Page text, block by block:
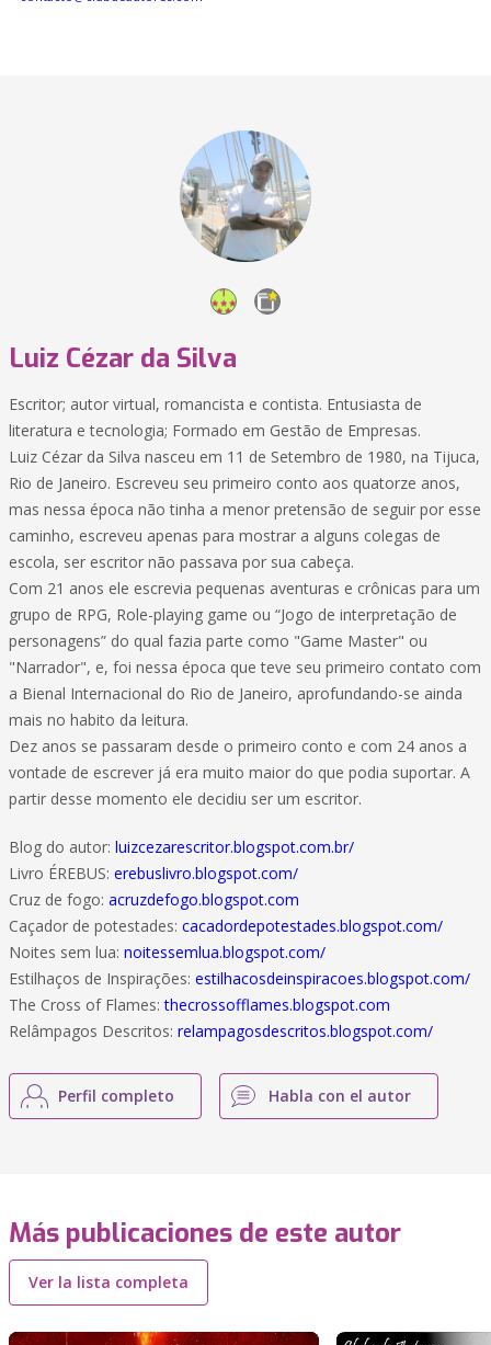
Luiz Cézar da Silva
Escritor; autor virtual, romancista e contista. Entusiasta de
literatura e tecnologia; Formado em Gestão de Empresas.
Luiz Cézar da Silva nasceu em 11 de Setembro de 1980, na Tijuca,
Rio de Janeiro. Escreveu seu primeiro conto aos quatorze anos,
mas nessa época não tinha a menor pretensão de seguir por esse
caminho, escreveu apenas para mostrar a alguns colegas de
escola, ser escritor não passava por sua cabeça.
Com 21 anos ele escrevia pequenas aventuras e crônicas para um
grupo de RPG, Role-playing game ou “Jogo de interpretação de
personagens” do qual fazia parte como "Game Master" ou
"Narrador", e, foi nessa época que teve seu primeiro contato com
a Bienal Internacional do Rio de Janeiro, aprofundando-se ainda
mais no habito da leitura.
Dez anos se passaram desde o primeiro conto e com 24 anos a
vontade de escrever já era muito maior do que podia suportar. A
partir desse momento ele decidiu ser um escritor.
Blog do autor: luizcezarescritor.blogspot.com.br/
Livro ÉREBUS: erebuslivro.blogspot.com/
Cruz de fogo: acruzdefogo.blogspot.com
Caçador de potestades: cacadordepotestades.blogspot.com/
Noites sem lua: noitessemlua.blogspot.com/
Estilhaços de Inspirações: estilhacosdeinspiracoes.blogspot.com/
The Cross of Flames:thecrossofflames.blogspot.com
Relâmpagos Descritos: relampagosdescritos.blogspot.com/
Perfil completo Habla con el autor
Más publicaciones de este autor
Ver la lista completa